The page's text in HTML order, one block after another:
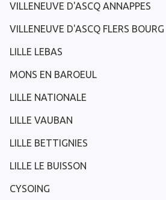
VILLENEUVE D'ASCQ ANNAPPES
VILLENEUVE D'ASCQ FLERS BOURG
LILLE LEBAS
MONS EN BAROEUL
LILLE NATIONALE
LILLE VAUBAN
LILLE BETTIGNIES
LILLE LE BUISSON
CYSOING